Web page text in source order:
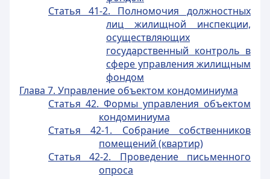
Статья 41-2. Полномочия должностных
лиц жилищной инспекции,
осуществляющих
государственный контроль в
сфере управления жилищным
фондом
Глава 7. Управление объектом кондоминиума
Статья 42. Формы управления объектом
кондоминиума
Статья 42-1. Собрание собственников
помещений (квартир)
Статья 42-2. Проведение письменного
опроса